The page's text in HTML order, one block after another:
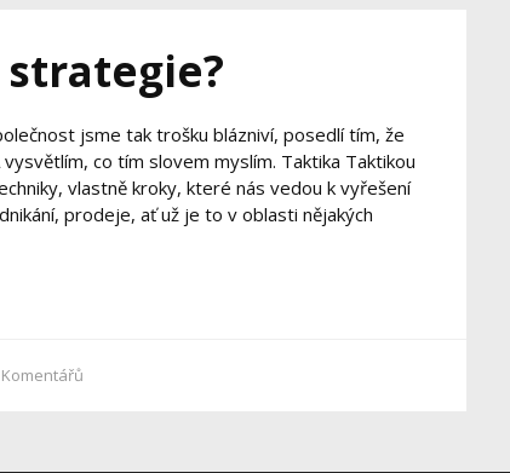
jsme tak trošku blázniví, posedlí tím, že
co tím slovem myslím. Taktika Taktikou
vlastně kroky, které nás vedou k vyřešení
prodeje, ať už je to v oblasti nějakých
Komentářů